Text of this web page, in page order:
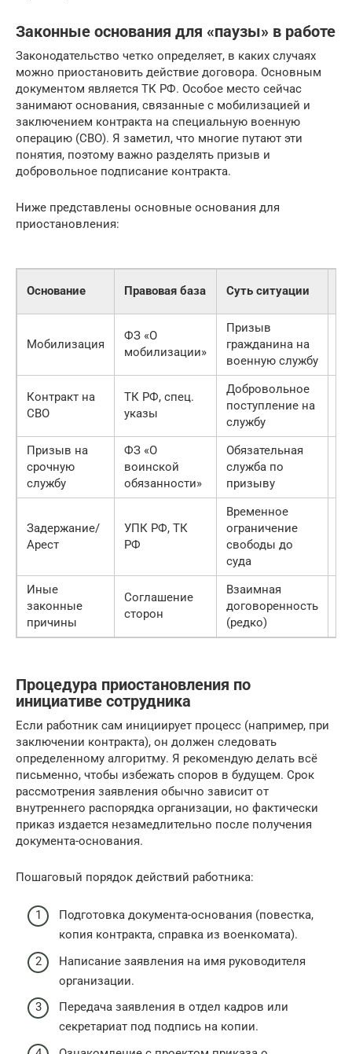
Законные основания для «паузы» в работе
Законодательство четко определяет, в каких случаях
можно приостановить действие договора. Основным
документом является ТК РФ. Особое место сейчас
занимают основания, связанные с мобилизацией и
заключением контракта на специальную военную
операцию (СВО). Я заметил, что многие путают эти
понятия, поэтому важно разделять призыв и
добровольное подписание контракта.
Ниже представлены основные основания для
приостановления:
Основание Правовая база Суть ситуации
Мобилизация
ФЗ «О
мобилизации»
Призыв
гражданина на
военную службу
Контракт на
СВО
ТК РФ, спец.
указы
Добровольное
поступление на
службу
Призыв на
срочную
службу
ФЗ «О
воинской
обязанности»
Обязательная
служба по
призыву
Задержание/
Арест
УПК РФ, ТК
РФ
Временное
ограничение
свободы до
суда
Иные
законные
причины
Соглашение
сторон
Взаимная
договоренность
(редко)
Процедура приостановления по
инициативе сотрудника
Если работник сам инициирует процесс (например, при
заключении контракта), он должен следовать
определенному алгоритму. Я рекомендую делать всё
письменно, чтобы избежать споров в будущем. Срок
рассмотрения заявления обычно зависит от
внутреннего распорядка организации, но фактически
приказ издается незамедлительно после получения
документа-основания.
Пошаговый порядок действий работника:
Подготовка документа-основания (повестка,
копия контракта, справка из военкомата).
Написание заявления на имя руководителя
организации.
Передача заявления в отдел кадров или
секретариат под подпись на копии.